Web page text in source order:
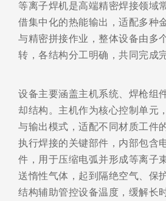
等离子焊机是高端精密焊接领域
借集中化的热能输出，适配多种
与精密拼接作业，整体设备由多
转，各结构分工明确，共同完成
设备主要涵盖主机系统、焊枪组
却结构。主机作为核心控制单元
与输出模式，适配不同材质工件
执行焊接的关键部件，内部包含
件，用于压缩电弧并形成等离子
送惰性气体，起到隔绝空气、保
结构辅助管控设备温度，缓解长